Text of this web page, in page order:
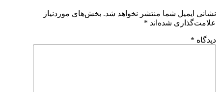
نشانی ایمیل شما منتشر نخواهد شد. بخش‌های موردنیاز
علامت‌گذاری شده‌اند *
دیدگاه *